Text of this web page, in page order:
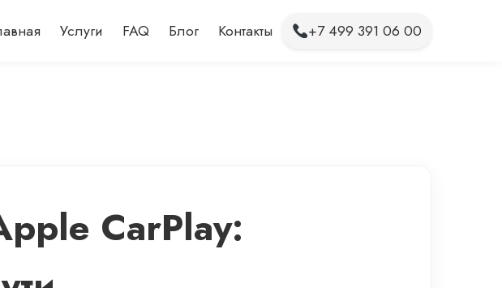
Услуги FAQ Блог Контакты +7 499 391 06 00
CarPlay: